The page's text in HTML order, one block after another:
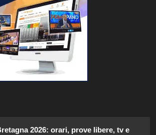
2026: orari, prove libere, tv e